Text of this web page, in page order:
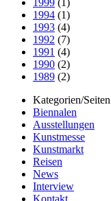
1999 (1)
1994 (1)
1993 (4)
1992 (7)
1991 (4)
1990 (2)
1989 (2)
Kategorien/Seiten
Biennalen
Ausstellungen
Kunstmesse
Kunstmarkt
Reisen
News
Interview